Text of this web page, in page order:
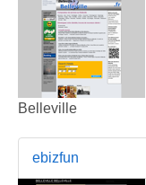
Belleville
ebizfun